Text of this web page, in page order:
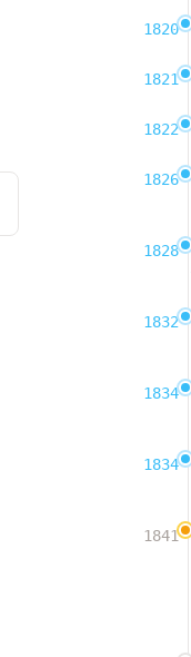
1820
1821
1822
1826
1828
1832
1834
1834
1841